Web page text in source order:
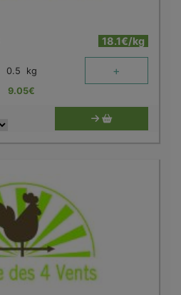
18.1€/kg
0.5 kg +
9.05€